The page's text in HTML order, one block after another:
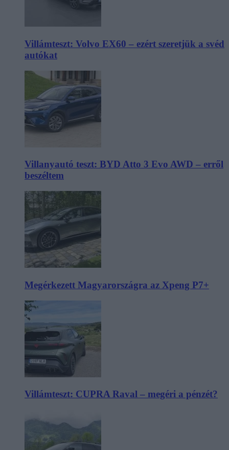
Villámteszt: Volvo EX60 – ezért szeretjük a svéd
autókat
Villanyautó teszt: BYD Atto 3 Evo AWD – erről
beszéltem
Megérkezett Magyarországra az Xpeng P7+
Villámteszt: CUPRA Raval – megéri a pénzét?